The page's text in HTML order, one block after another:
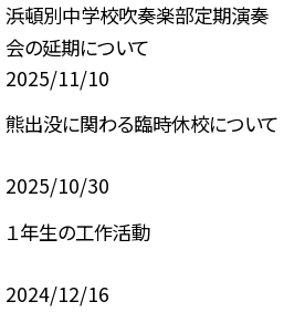
浜頓別中学校吹奏楽部定期演奏
会の延期について
2025/11/10
熊出没に関わる臨時休校について
2025/10/30
１年生の工作活動
2024/12/16